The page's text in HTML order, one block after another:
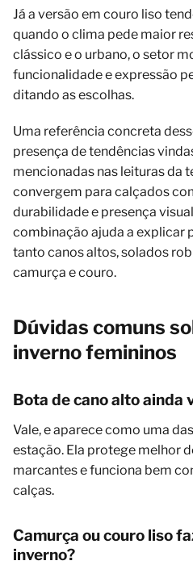
Já a versão em couro liso
quando o clima pede maior
clássico e o urbano, o setor
funcionalidade e expressão
ditando as escolhas.
Uma referência concreta
presença de tendências
mencionadas nas leituras da
convergem para calçados
durabilidade e presença
combinação ajuda a explicar
tanto canos altos, solados
camurça e couro.
Dúvidas comuns
inverno femininos
Bota de cano alto ainda
Vale, e aparece como uma
estação. Ela protege melhor
marcantes e funciona bem
calças.
Camurça ou couro liso
inverno?